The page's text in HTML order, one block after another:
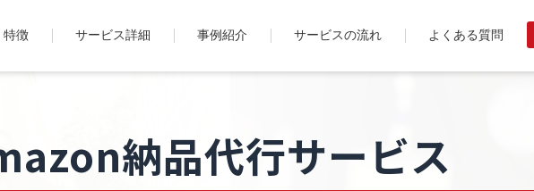
特徴 サービス詳細 事例紹介 サービスの流れ よくある質問
納品代行サービス